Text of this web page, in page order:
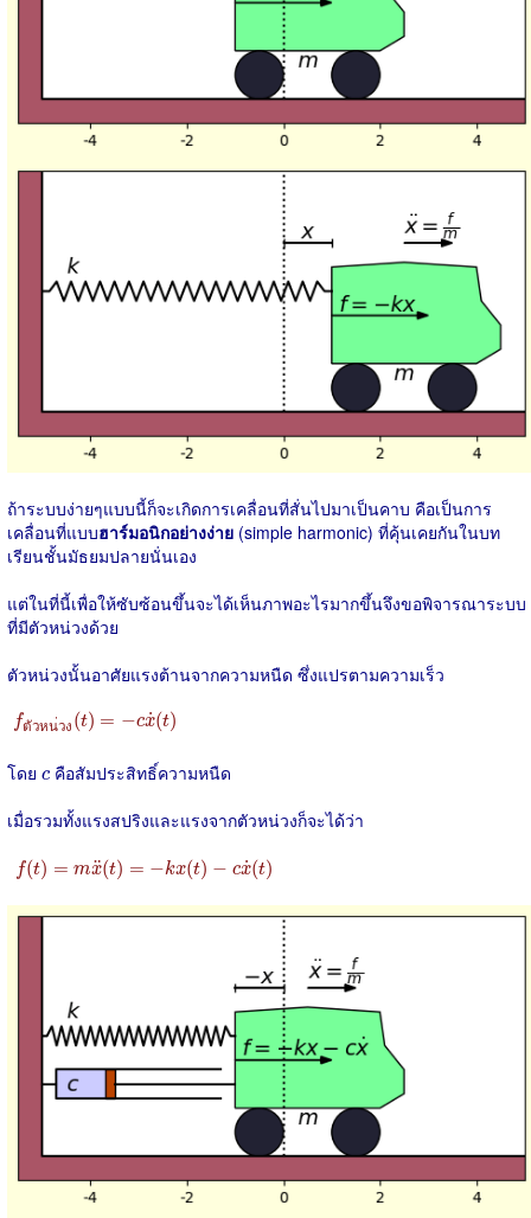
ถ้าระบบง่ายๆแบบนี้ก็จะเกิดการเคลื่อนที่สั่นไปมาเป็นคาบ คือเป็นการ
เคลื่อนที่แบบฮาร์มอนิกอย่างง่าย (simple harmonic) ที่คุ้นเคยกันในบท
เรียนชั้นมัธยมปลายนั่นเอง
แต่ในที่นี้เพื่อให้ซับซ้อนขึ้นจะได้เห็นภาพอะไรมากขึ้นจึงขอพิจารณาระบบ
ที่มีตัวหน่วงด้วย
ตัวหน่วงนั้นอาศัยแรงต้านจากความหนืด ซึ่งแปรตามความเร็ว
fตวหนวง (t) = −c˙
x(t)
ต น ง(t x˙(t)
โดย c
c คือสัมประสิทธิ์ความหนืด
เมื่อรวมทั้งแรงสปริงและแรงจากตัวหน่วงก็จะได้ว่า
f(t) = m¨
x(t) = −kx(t) − c˙
x(t)
t)=m ¨(t)=− −cx˙(